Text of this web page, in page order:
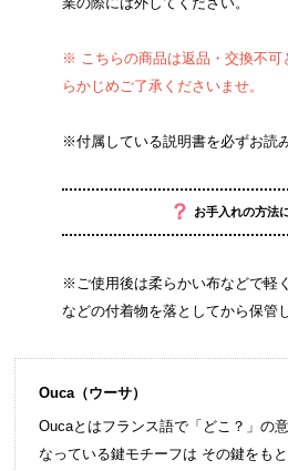
※ こちらの商品は返品・交換不可
らかじめご了承くださいませ。
※付属している説明書を必ずお読
？ お手入れの方法
※ご使用後は柔らかい布などで軽
などの付着物を落としてから保管
Ouca（ウーサ）
Oucaとはフランス語で「どこ？」の
なっている鍵モチーフは その鍵をも